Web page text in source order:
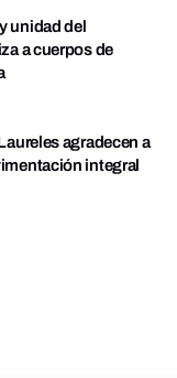
unidad del
a cuerpos de
agradecen a
integral